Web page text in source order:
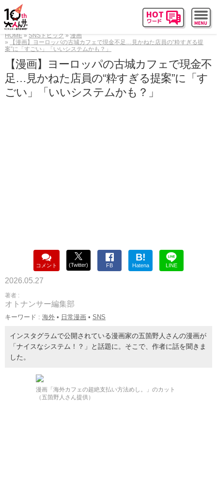
HOME SNSトピック
漫画
【漫画】ヨーロッパの古城カフェで現金不足…見かねた店員の“粋すぎる提
案”に「すごい」「いいシステムかも？」
【漫画】ヨーロッパの古城カフェで現金不
足…見かねた店員の“粋すぎる提案”に「す
ごい」「いいシステムかも？」
コメント (Twitter) FB
B!
Hatena LINE
2026.05.27
著者 :
オトナンサー編集部
キーワード : 海外 • 日常漫画 • SNS
インスタグラムで公開されている漫画家の五箇野人さんの漫画が
「ナイスなシステム！？」と話題に。そこで、作者に話を聞きま
した。
漫画「海外カフェの超絶支払い方法めし。」のカット
（五箇野人さん提供）